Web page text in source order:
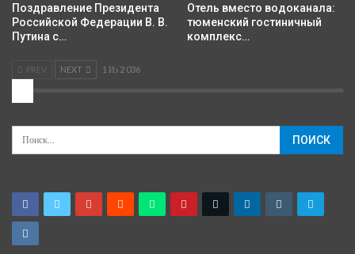
Поздравление Президента
Российской Федерации В. В.
Путина с…
Отель вместо водоканала:
тюменский гостиничный
комплекс…
PREV NEXT 1 Из 2 036